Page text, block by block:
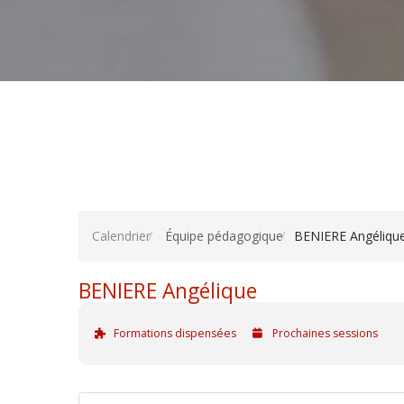
Calendrier Équipe pédagogique BENIERE
BENIERE Angélique
Formations dispensées Prochaines sessions